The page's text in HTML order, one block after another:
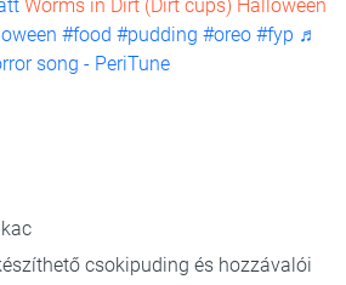
Worms in Dirt (Dirt cups) Halloween
#food #pudding #oreo #fyp ♬
song - PeriTune
csokipuding és hozzávalói